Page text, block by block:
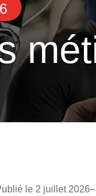
le 2 juillet 2026–